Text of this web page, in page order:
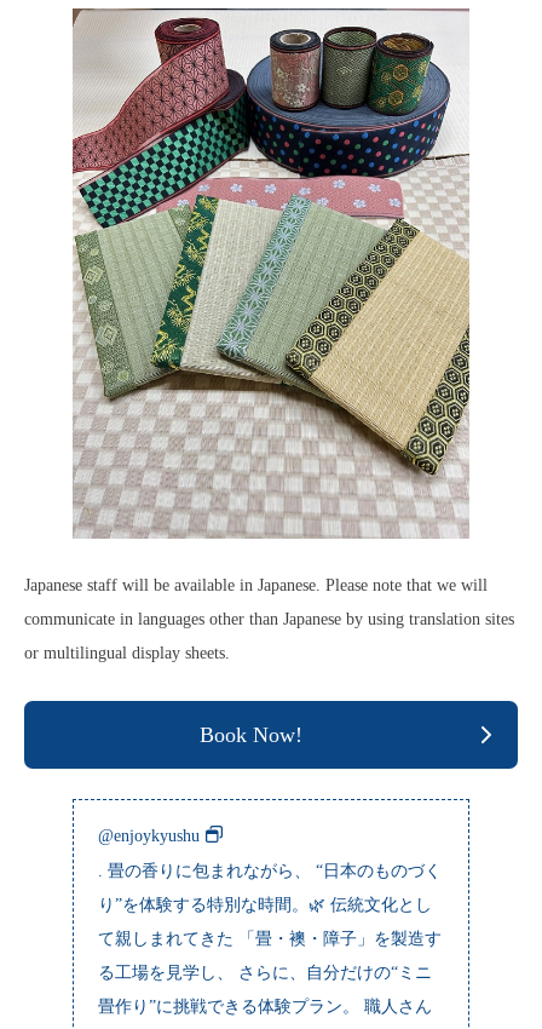
Japanese staff will be available in Japanese. Please note that we will
communicate in languages other than Japanese by using translation sites
or multilingual display sheets.
Book Now!
@enjoykyushu
. 畳の香りに包まれながら、 “日本のものづく
り”を体験する特別な時間。🌿 伝統文化とし
て親しまれてきた 「畳・襖・障子」を製造す
る工場を見学し、 さらに、自分だけの“ミニ
畳作り”に挑戦できる体験プラン。 職人さん